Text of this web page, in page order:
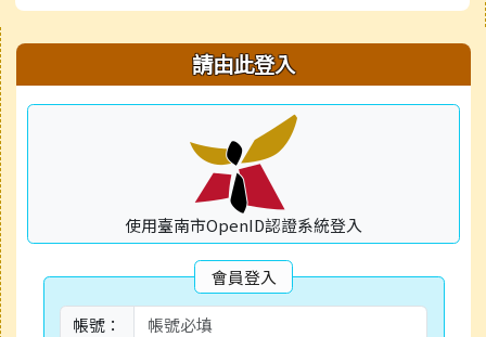
右邊區域內容 請由此登入
使用臺南市OpenID認證系統登入
會員登入
帳號：